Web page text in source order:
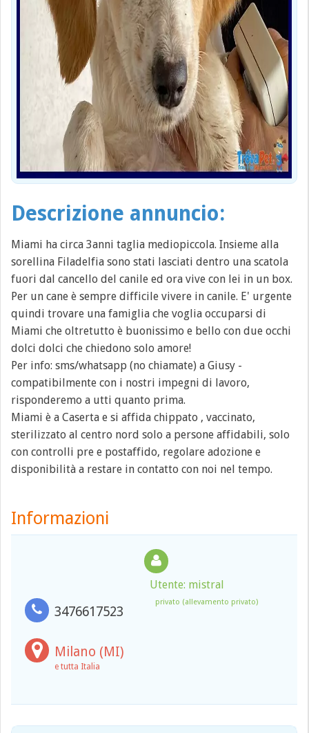
Descrizione annuncio:
Miami ha circa 3anni taglia mediopiccola. Insieme alla
sorellina Filadelfia sono stati lasciati dentro una scatola
fuori dal cancello del canile ed ora vive con lei in un box.
Per un cane è sempre difficile vivere in canile. E' urgente
quindi trovare una famiglia che voglia occuparsi di
Miami che oltretutto è buonissimo e bello con due occhi
dolci dolci che chiedono solo amore!
Per info: sms/whatsapp (no chiamate) a Giusy -
compatibilmente con i nostri impegni di lavoro,
risponderemo a utti quanto prima.
Miami è a Caserta e si affida chippato , vaccinato,
sterilizzato al centro nord solo a persone affidabili, solo
con controlli pre e postaffido, regolare adozione e
disponibilità a restare in contatto con noi nel tempo.
Informazioni
3476617523
Utente: mistral
privato (allevamento privato)
Milano (MI)
e tutta Italia